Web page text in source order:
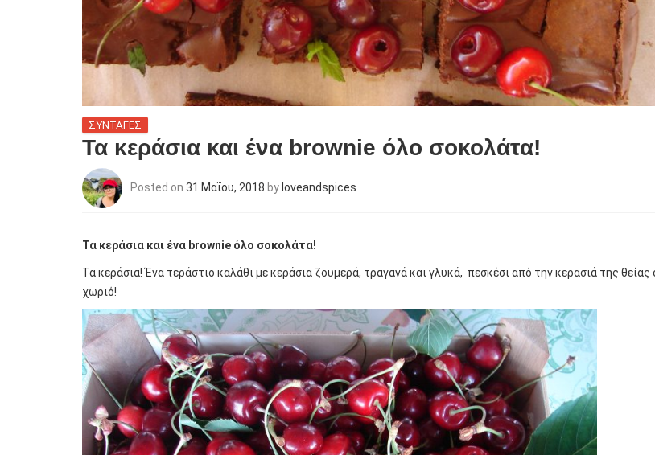
ΣΥΝΤΑΓΕΣ
Τα κεράσια και ένα brownie όλο σοκολάτα!
Posted on 31 Μαΐου, 2018 byloveandspices
Τα κεράσια και ένα brownie όλο σοκολάτα!
Τα κεράσια! Ένα τεράστιο καλάθι με κεράσια ζουμερά, τραγανά και γλυκά, πεσκέσι από την κερασιά της θείας
χωριό!